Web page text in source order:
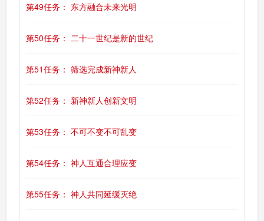
第49任务： 东方融合未来光明
第50任务： 二十一世纪是新的世纪
第51任务： 筛选完成新神新人
第52任务： 新神新人创新文明
第53任务： 不可不变不可乱变
第54任务： 神人互通合理应变
第55任务： 神人共同延缓灭绝